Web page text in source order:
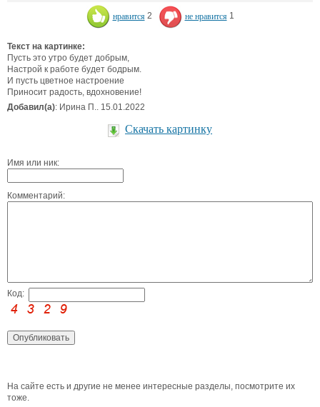
нравится 2 не нравится 1
Текст на картинке:
Пусть это утро будет добрым,
Настрой к работе будет бодрым.
И пусть цветное настроение
Приносит радость, вдохновение!
Добавил(а): Ирина П.. 15.01.2022
Скачать картинку
Имя или ник:
Комментарий:
Код:
На сайте есть и другие не менее интересные разделы, посмотрите их
тоже.